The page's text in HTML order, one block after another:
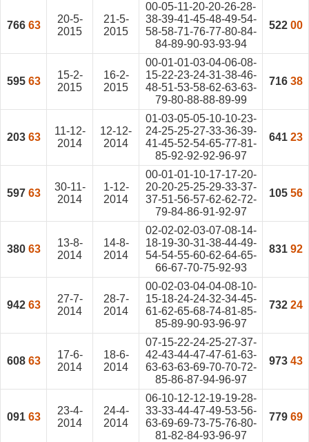
766 63
20-5-
2015
21-5-
2015
00-05-11-20-20-26-28-
38-39-41-45-48-49-54-
58-58-71-76-77-80-84-
84-89-90-93-93-94
522 00
595 63
15-2-
2015
16-2-
2015
00-01-01-03-04-06-08-
15-22-23-24-31-38-46-
48-51-53-58-62-63-63-
79-80-88-88-89-99
716 38
203 63
11-12-
2014
12-12-
2014
01-03-05-05-10-10-23-
24-25-25-27-33-36-39-
41-45-52-54-65-77-81-
85-92-92-92-96-97
641 23
597 63
30-11-
2014
1-12-
2014
00-01-01-10-17-17-20-
20-20-25-25-29-33-37-
37-51-56-57-62-62-72-
79-84-86-91-92-97
105 56
380 63
13-8-
2014
14-8-
2014
02-02-02-03-07-08-14-
18-19-30-31-38-44-49-
54-54-55-60-62-64-65-
66-67-70-75-92-93
831 92
942 63
27-7-
2014
28-7-
2014
00-02-03-04-04-08-10-
15-18-24-24-32-34-45-
61-62-65-68-74-81-85-
85-89-90-93-96-97
732 24
608 63
17-6-
2014
18-6-
2014
07-15-22-24-25-27-37-
42-43-44-47-47-61-63-
63-63-63-69-70-70-72-
85-86-87-94-96-97
973 43
091 63
23-4-
2014
24-4-
2014
06-10-12-12-19-19-28-
33-33-44-47-49-53-56-
63-69-69-73-75-76-80-
81-82-84-93-96-97
779 69